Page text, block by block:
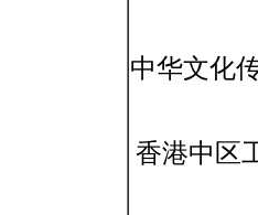
中华文
香港中